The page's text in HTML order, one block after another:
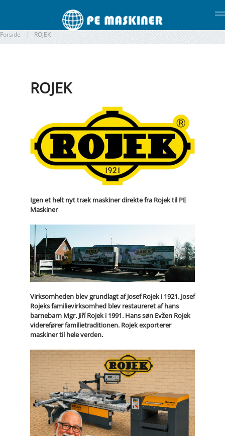
Gå til hovedindhold
Forside ROJEK
ROJEK
Igen et helt nyt træk maskiner direkte fra Rojek til PE
Maskiner
Virksomheden blev grundlagt af Josef Rojek i 1921. Josef
Rojeks familievirksomhed blev restaureret af hans
barnebarn Mgr. Jiří Rojek i 1991. Hans søn Evžen Rojek
viderefører familietraditionen. Rojek exporterer
maskiner til hele verden.